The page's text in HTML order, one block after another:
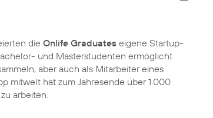
die Onlife Graduates eigene Startup-
und Masterstudenten ermöglicht
aber auch als Mitarbeiter eines
mitwelt hat zum Jahresende über 1.000
arbeiten.